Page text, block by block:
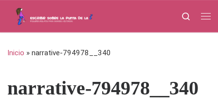
Saltar al contenido
Search
Inicio » narrative-794978__340
narrative-794978__340